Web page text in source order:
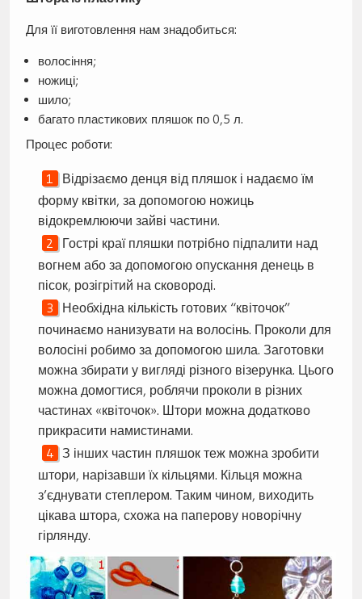
Для її виготовлення нам знадобиться:
волосіння;
ножиці;
шило;
багато пластикових пляшок по 0,5 л.
Процес роботи:
Відрізаємо денця від пляшок і надаємо їм
форму квітки, за допомогою ножиць
відокремлюючи зайві частини.
Гострі краї пляшки потрібно підпалити над
вогнем або за допомогою опускання денець в
пісок, розігрітий на сковороді.
Необхідна кількість готових “квіточок”
починаємо нанизувати на волосінь. Проколи для
волосіні робимо за допомогою шила. Заготовки
можна збирати у вигляді різного візерунка. Цього
можна домогтися, роблячи проколи в різних
частинах «квіточок». Штори можна додатково
прикрасити намистинами.
З інших частин пляшок теж можна зробити
штори, нарізавши їх кільцями. Кільця можна
з’єднувати степлером. Таким чином, виходить
цікава штора, схожа на паперову новорічну
гірлянду.